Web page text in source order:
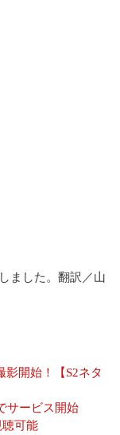
ました。翻訳／山
影開始！【S2ネタ
サービス開始
聴可能